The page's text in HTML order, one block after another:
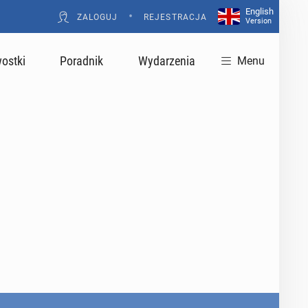
ZALOGUJ • REJESTRACJA
English
Version
Poradnik Wydarzenia Menu